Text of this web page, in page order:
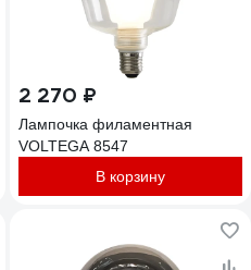
2 270 ₽
Лампочка филаментная
VOLTEGA 8547
В корзину